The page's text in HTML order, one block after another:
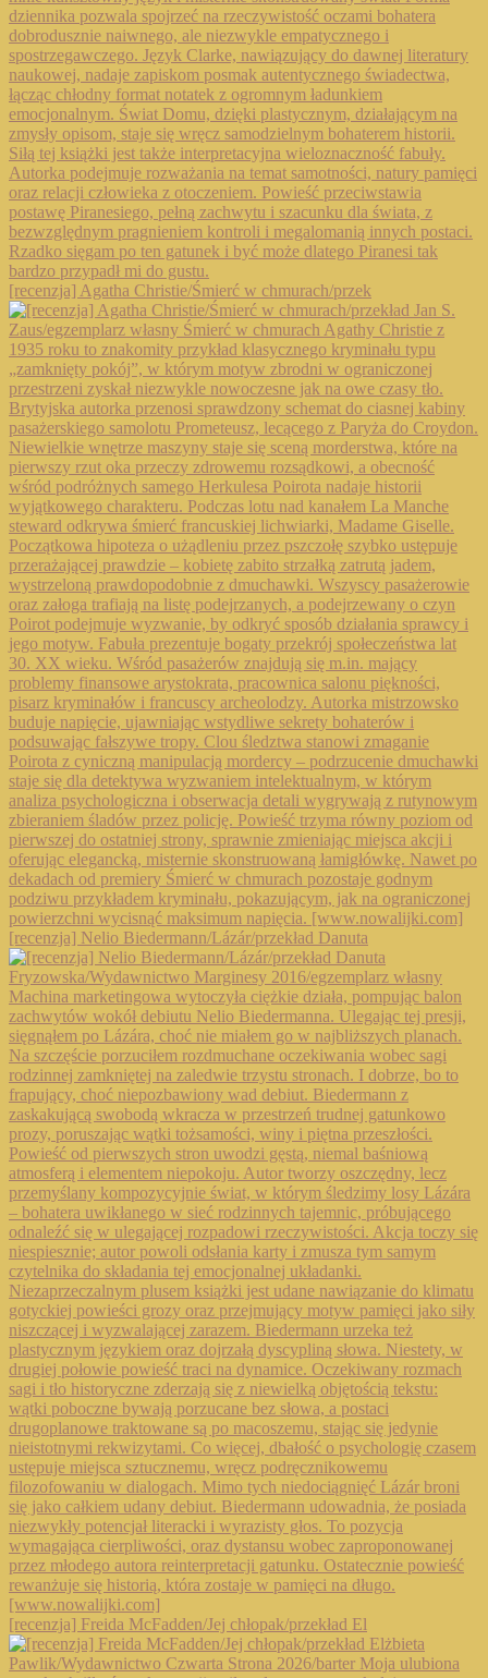
[recenzja] Agatha Christie/Śmierć w chmurach/przek
[recenzja] Nelio Biedermann/Lázár/przekład Danuta
[recenzja] Freida McFadden/Jej chłopak/przekład El